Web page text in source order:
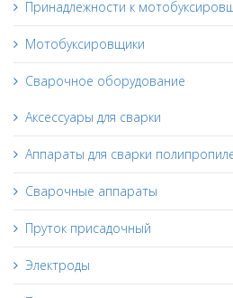
Принадлежности к
Мотобуксировщики
Сварочное оборудование
Аксессуары для сварки
Аппараты для сварки
Сварочные аппараты
Пруток присадочный
Электроды